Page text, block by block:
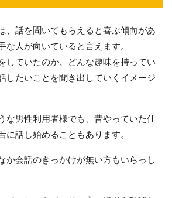
、話を聞いてもらえると喜ぶ傾向があ
な人が向いていると言えます。
していたのか、どんな趣味を持ってい
したいことを聞き出していくイメージ
な男性利用者様でも、昔やっていた仕
に話し始めることもあります。
か会話のきっかけが無い方もいらっし